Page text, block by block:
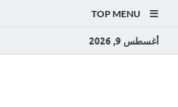
TOP MENU
أغسطس 9, 2026